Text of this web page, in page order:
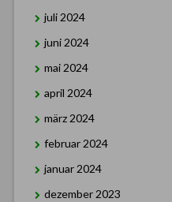
juli 2024
juni 2024
mai 2024
april 2024
märz 2024
februar 2024
januar 2024
dezember 2023